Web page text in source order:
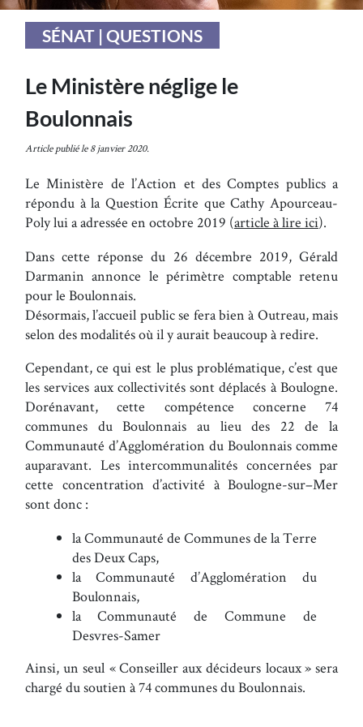
SÉNAT | QUESTIONS
Le Ministère néglige le
Boulonnais
Article publié le 8 janvier 2020.
Le Ministère de l’Action et des Comptes publics a
répondu à la Question Écrite que Cathy Apourceau-
Poly lui a adressée en octobre 2019 (article à lire ici).
Dans cette réponse du 26 décembre 2019, Gérald
Darmanin annonce le périmètre comptable retenu
pour le Boulonnais.
Désormais, l’accueil public se fera bien à Outreau, mais
selon des modalités où il y aurait beaucoup à redire.
Cependant, ce qui est le plus problématique, c’est que
les services aux collectivités sont déplacés à Boulogne.
Dorénavant, cette compétence concerne 74
communes du Boulonnais au lieu des 22 de la
Communauté d’Agglomération du Boulonnais comme
auparavant. Les intercommunalités concernées par
cette concentration d’activité à Boulogne-sur–Mer
sont donc :
la Communauté de Communes de la Terre
des Deux Caps,
la Communauté d’Agglomération du
Boulonnais,
la Communauté de Commune de
Desvres-Samer
Ainsi, un seul « Conseiller aux décideurs locaux » sera
chargé du soutien à 74 communes du Boulonnais.